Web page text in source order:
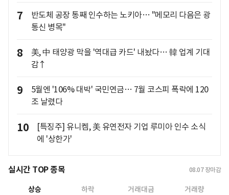
7
반도체 공장 통째 인수하는 노키아… "메모리 다음은 광
통신 병목"
8
美, 中 태양광 막을 '역대급 카드' 내놨다… 韓 업계 기대
감↑
9
5월엔 '106% 대박' 국민연금… 7월 코스피 폭락에 120
조 날렸다
10
[특징주] 유니켐, 美 유연전자 기업 루미아 인수 소식
에 '상한가'
실시간 TOP 종목 08.07 장마감
상승 하락 거래대금 거래량